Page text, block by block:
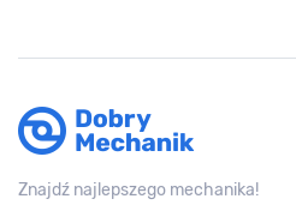
Znajdź najlepszego mechanika!